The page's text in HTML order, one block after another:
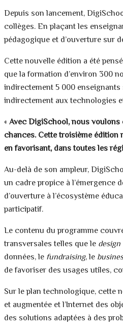
Depuis son lancement,
collèges. En plaçant les
pédagogique et d’ouverture sur
Cette nouvelle édition a été
que la formation d’environ 300
indirectement 5 000
indirectement aux technologies
« Avec DigiSchool, nous voulons
chances. Cette troisième édition
en favorisant, dans toutes les
Au-delà de son ampleur,
un cadre propice à l’émergence
d’ouverture à l’écosystème
participatif.
Le contenu du programme
transversales telles que le
données, le fundraising, le
de favoriser des usages utiles,
Sur le plan technologique, cette
et augmentée et l’Internet des
des solutions adaptées à des